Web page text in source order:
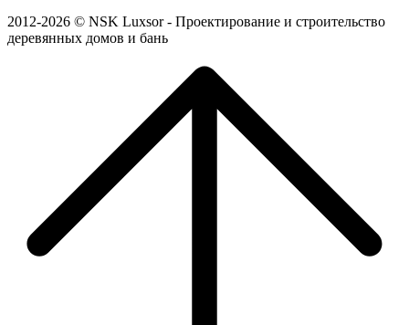
2012-2026 © NSK Luxsor - Проектирование и строительство
деревянных домов и бань